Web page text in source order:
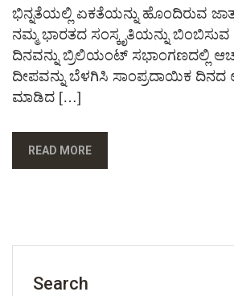
ಭಿನ್ನತೆಯಲ್ಲಿ ಏಕತೆಯನ್ನು ಹೊಂದಿರುವ
ನಮ್ಮ ಭಾರತದ ಸಂಸ್ಕೃತಿಯನ್ನು
ದಿನವನ್ನು ಬ್ರಿಲಿಯಂಟ್ ಸಭಾಂಗಣದಲ್ಲಿ
ದೀಪವನ್ನು ಬೆಳಗಿಸಿ ಸಾಂಪ್ರದಾಯಿಕ ದಿನದ
ಮಾಡಿದ […]
READ MORE
Search